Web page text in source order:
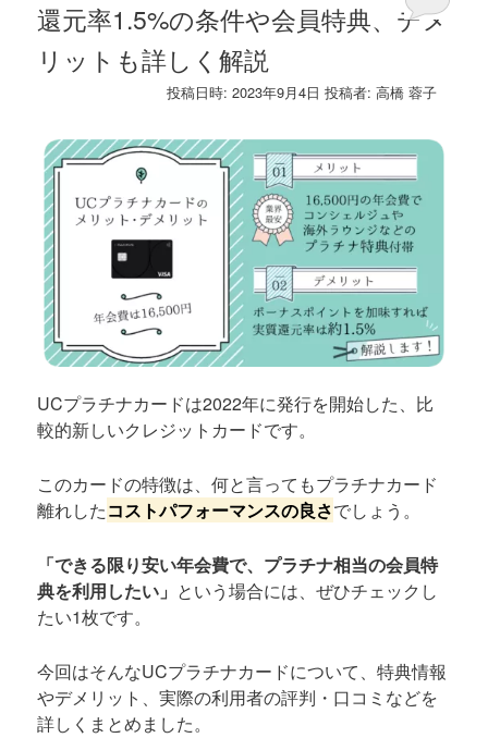
還元率1.5%の条件や会員特典、デメ
リットも詳しく解説
投稿日時:2023年9月4日 投稿者:高橋 蓉子
UCプラチナカードは2022年に発行を開始した、比
較的新しいクレジットカードです。
このカードの特徴は、何と言ってもプラチナカード
離れしたコストパフォーマンスの良さでしょう。
「できる限り安い年会費で、プラチナ相当の会員特
典を利用したい」 という場合には、ぜひチェックし
たい1枚です。
今回はそんなUCプラチナカードについて、特典情報
やデメリット、実際の利用者の評判・口コミなどを
詳しくまとめました。